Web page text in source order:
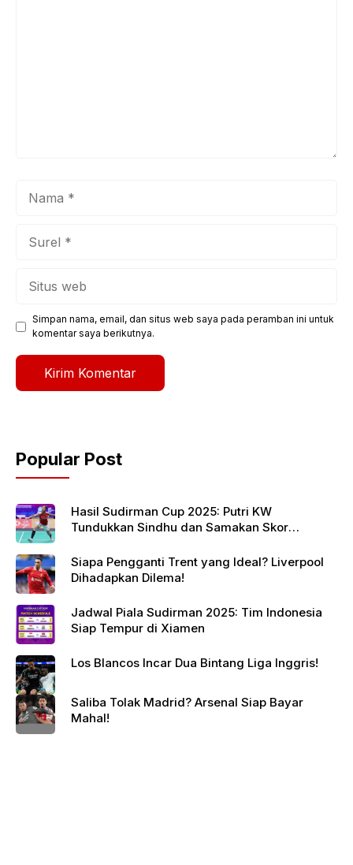
Simpan nama, email, dan situs web saya pada peramban ini untuk
komentar saya berikutnya.
Popular Post
Hasil Sudirman Cup 2025: Putri KW
Tundukkan Sindhu dan Samakan Skor
Siapa Pengganti Trent yang Ideal? Liverpool
Dihadapkan Dilema!
Jadwal Piala Sudirman 2025: Tim Indonesia
Siap Tempur di Xiamen
Los Blancos Incar Dua Bintang Liga Inggris!
Saliba Tolak Madrid? Arsenal Siap Bayar
Mahal!